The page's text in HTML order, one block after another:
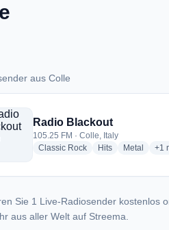
aus Colle
aus Colle
Radio Blackout
105.25 FM · Colle, Italy
Classic Rockradio stations
Hitsradio stations
Metal radio
+1
Sie 1 Live-Radiosender kostenlos
aus aller Welt auf Streema.